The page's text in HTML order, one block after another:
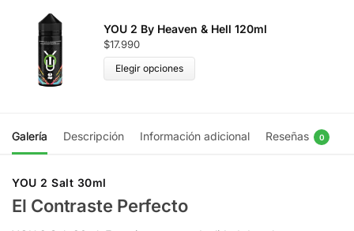
YOU 2 By Heaven & Hell 120ml
$17.990
Elegir opciones
Galería Descripción Información adicional Reseñas 0
YOU 2 Salt 30ml
El Contraste Perfecto